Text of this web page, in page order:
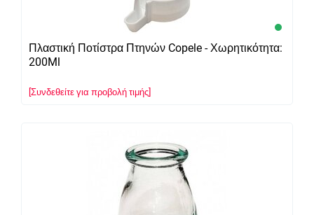
Πλαστική Ποτίστρα Πτηνών Copele - Χωρητικότητα:
200Ml
[Συνδεθείτε για προβολή τιμής]